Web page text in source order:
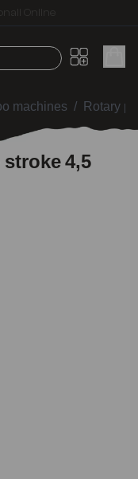
machines / Rotary
stroke 4,5